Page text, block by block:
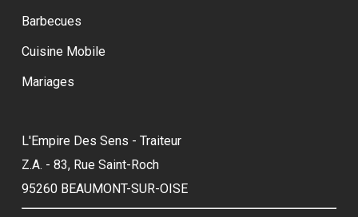
Barbecues
Cuisine Mobile
Mariages
L'Empire Des Sens - Traiteur
Z.A. - 83, Rue Saint-Roch
95260 BEAUMONT-SUR-OISE